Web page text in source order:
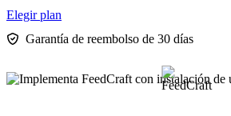
Elegir plan
Garantía de reembolso de 30 días